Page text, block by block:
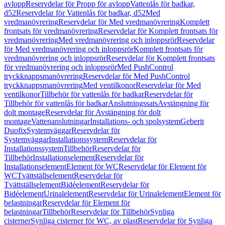
avloppReservdelar för Propp för avloppVattenlås för badkar,
d52Reservdelar för Vattenlås för badkar, d52Med
vredmanövreringReservdelar för Med vredmanövreringKomplett
frontsats för vredmanövreringReservdelar för Komplett frontsats för
vredmanövreringMed vredmanövrering och inloppsrörReservdelar
för Med vredmanövrering och inloppsrörKomplett frontsats för
vredmanövrering och inloppsrörReservdelar för Komplett frontsats
för vredmanövrering och inloppsrörMed PushControl
tryckknappsmanövreringReservdelar för Med PushControl
tryckknappsmanövreringMed ventilkonorReservdelar för Med
ventilkonorTillbehör för vattenlås för badkarReservdelar för
Tillbehör för vattenlås för badkarAnslutningssatsAvstängning för
dolt montageReservdelar för Avstängning för dolt
montageVattenanslutningarInstallations- och spolsystemGeberit
DuofixSystemväggarReservdelar för
SystemväggarInstallationssystemReservdelar för
InstallationssystemTillbehörReservdelar för
TillbehörInstallationselementReservdelar för
InstallationselementElement för WCReservdelar för Element för
WCTvättställselementReservdelar för
TvättställselementBidéelementReservdelar för
BidéelementUrinalelementReservdelar för UrinalelementElement för
belastningarReservdelar för Element för
belastningarTillbehörReservdelar för TillbehörSynliga
cisternerSynliga cisterner för WC, av plastReservdelar för Synliga